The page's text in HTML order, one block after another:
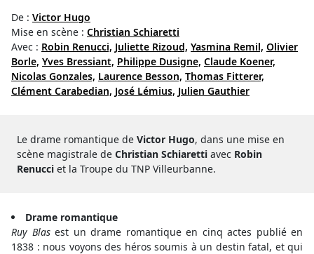
De : Victor Hugo
Mise en scène : Christian Schiaretti
Avec : Robin Renucci, Juliette Rizoud, Yasmina Remil, Olivier
Borle, Yves Bressiant, Philippe Dusigne, Claude Koener,
Nicolas Gonzales, Laurence Besson, Thomas Fitterer,
Clément Carabedian, José Lémius, Julien Gauthier
Le drame romantique de Victor Hugo, dans une mise en
scène magistrale de Christian Schiaretti avec Robin
Renucci et la Troupe du TNP Villeurbanne.
Drame romantique
Ruy Blasest un drame romantique en cinq actes publié en
1838 : nous voyons des héros soumis à un destin fatal, et qui